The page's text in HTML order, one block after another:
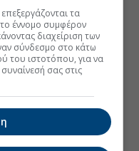
τα
έννομο συμφέρον
διαχείριση των
σύνδεσμο στο κάτω
του ιστοτόπου, για να
σας στις